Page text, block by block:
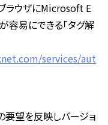
ラウザにMicrosoft E
容易にできる「タグ解
services/aut
要望を反映しバージョ